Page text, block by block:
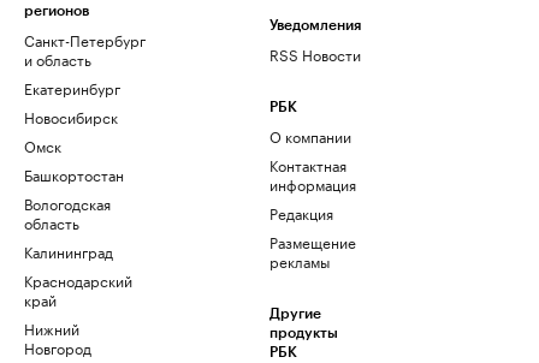
регионов
Санкт-Петербург
и область
Екатеринбург
Новосибирск
Омск
Башкортостан
Вологодская
область
Калининград
Краснодарский
край
Нижний
Новгород
Уведомления
RSS Новости
РБК
О компании
Контактная
информация
Редакция
Размещение
рекламы
Другие
продукты
РБК